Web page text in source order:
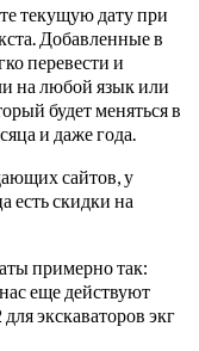
текущую дату при
Добавленные в
перевести и
на любой язык или
будет меняться в
и даже года.
сайтов, у
есть скидки на
примерно так:
еще действуют
экскаваторов экг